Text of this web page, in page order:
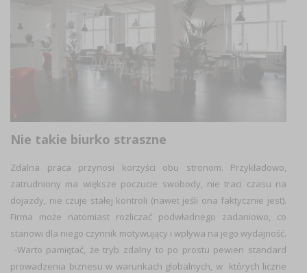
Nie takie biurko straszne
Zdalna praca przynosi korzyści obu stronom. Przykładowo,
zatrudniony ma większe poczucie swobody, nie traci czasu na
dojazdy, nie czuje stałej kontroli (nawet jeśli ona faktycznie jest).
Firma może natomiast rozliczać podwładnego zadaniowo, co
stanowi dla niego czynnik motywujący i wpływa na jego wydajność.
-Warto pamiętać, że tryb zdalny to po prostu pewien standard
prowadzenia biznesu w warunkach globalnych, w których liczne